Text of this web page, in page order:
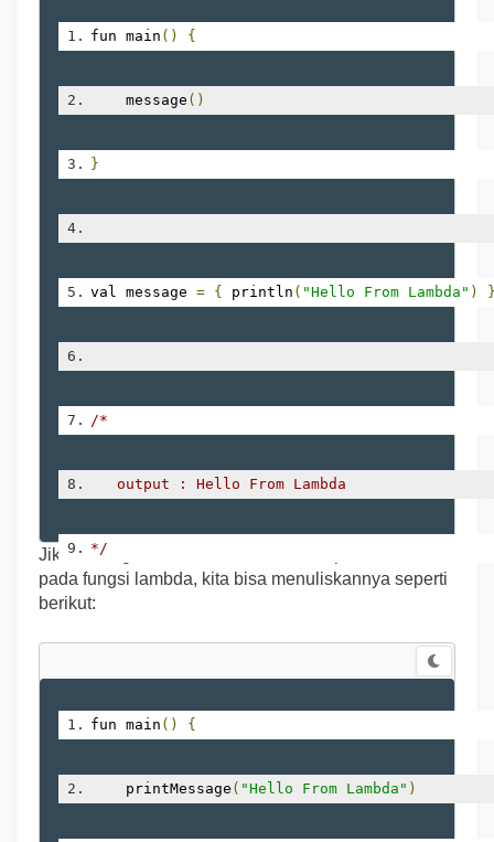
fun main () {
message ()
}
val message = { println ( "Hello From Lambda" )
/*
output : Hello From Lambda
*/
Jika kita ingin menambahkan sebuah parameter
pada fungsi lambda, kita bisa menuliskannya seperti
berikut:
fun main () {
printMessage ( "Hello From Lambda" )